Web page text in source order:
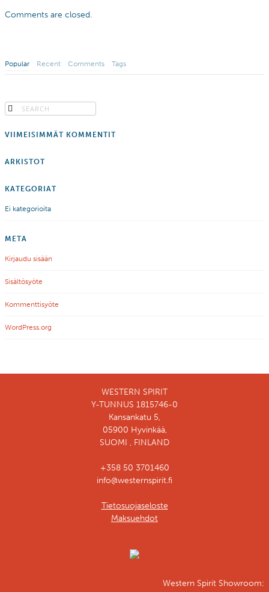
Comments are closed.
Popular Recent Comments Tags
VIIMEISIMMÄT KOMMENTIT
ARKISTOT
KATEGORIAT
Ei kategorioita
META
Kirjaudu sisään
Sisältösyöte
Kommenttisyöte
WordPress.org
WESTERN SPIRIT
Y-TUNNUS 1815746-0
Kansankatu 5,
05900 Hyvinkää,
SUOMI , FINLAND
+358 50 3701460
info@westernspirit.fi
Tietosuojaseloste
Maksuehdot
Western Spirit Showroom: